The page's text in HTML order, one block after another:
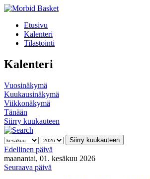
Etusivu
Kalenteri
Tilastointi
Kalenteri
Vuosinäkymä
Kuukausinäkymä
Viikkonäkymä
Tänään
Siirry kuukauteen
Siirry kuukauteen
Edellinen päivä
maanantai, 01. kesäkuu 2026
Seuraava päivä